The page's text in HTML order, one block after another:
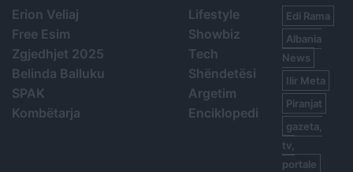
Erion Veliaj
Free Esim
Zgjedhjet 2025
Belinda Balluku
SPAK
Kombëtarja
Lifestyle
Showbiz
Tech
Shëndetësi
Argetim
Enciklopedi
Edi Rama
Albania
News
Ilir Meta
Piranjat
gazeta,
tv,
portale